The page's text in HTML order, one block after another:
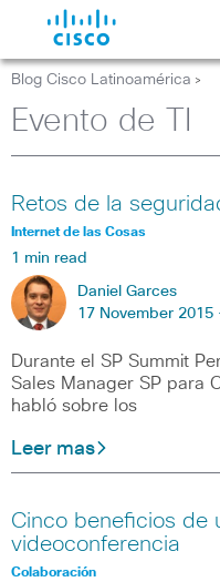
Blog Cisco Latinoamérica >
Evento de TI
Retos de la
Internet de las Cosas
1 min read
Daniel Garces
17 November 2015
Durante el SP Summit
Sales Manager SP para
habló sobre los
Leer mas
Cinco beneficios de
videoconferencia
Colaboración